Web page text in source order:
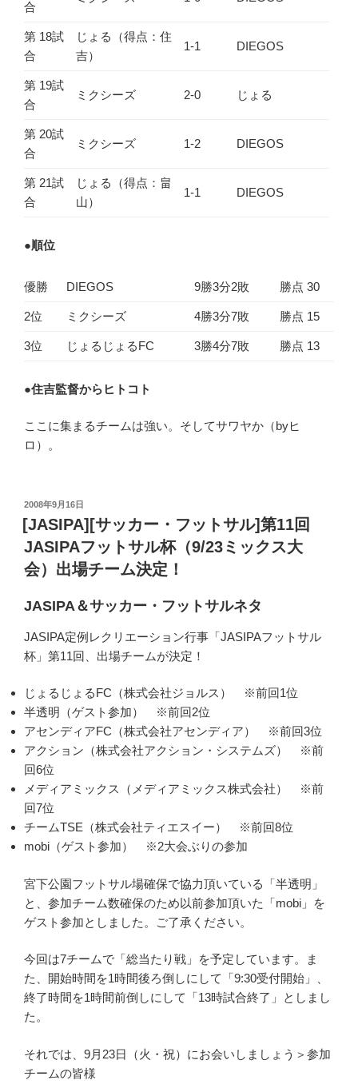
合
第 18試
合
じょる（得点：住
吉）
1-1 DIEGOS
第 19試
合
ミクシーズ 2-0 じょる
第 20試
合
ミクシーズ 1-2 DIEGOS
第 21試
合
じょる（得点：畠
山）
1-1 DIEGOS
●順位
優勝 DIEGOS 9勝3分2敗 勝点 30
2位 ミクシーズ 4勝3分7敗 勝点 15
3位 じょるじょるFC 3勝4分7敗 勝点 13
●住吉監督からヒトコト
ここに集まるチームは強い。そしてサワヤか（byヒ
ロ）。
投
稿
日:
2008年9月16日
[JASIPA][サッカー・フットサル]第11回
JASIPAフットサル杯（9/23ミックス大
会）出場チーム決定！
JASIPA＆サッカー・フットサルネタ
JASIPA定例レクリエーション行事「JASIPAフットサル
杯」第11回、出場チームが決定！
じょるじょるFC（株式会社ジョルス） ※前回1位
半透明（ゲスト参加） ※前回2位
アセンディアFC（株式会社アセンディア） ※前回3位
アクション（株式会社アクション・システムズ） ※前
回6位
メディアミックス（メディアミックス株式会社） ※前
回7位
チームTSE（株式会社ティエスイー） ※前回8位
mobi（ゲスト参加） ※2大会ぶりの参加
宮下公園フットサル場確保で協力頂いている「半透明」
と、参加チーム数確保のため以前参加頂いた「mobi」を
ゲスト参加としました。ご了承ください。
今回は7チームで「総当たり戦」を予定しています。ま
た、開始時間を1時間後ろ倒しにして「9:30受付開始」、
終了時間を1時間前倒しにして「13時試合終了」としまし
た。
それでは、9月23日（火・祝）にお会いしましょう＞参加
チームの皆様